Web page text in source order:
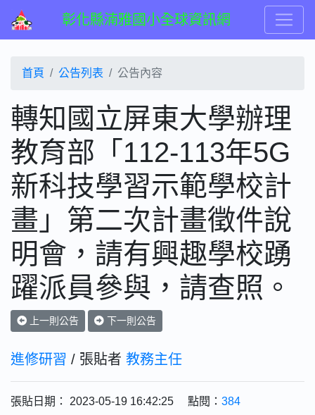
彰化縣湳雅國小全球資訊網
首頁 公告列表 公告內容
轉知國立屏東大學辦理
教育部「112-113年5G
新科技學習示範學校計
畫」第二次計畫徵件說
明會，請有興趣學校踴
躍派員參與，請查照。
上一則公告 下一則公告
進修研習 / 張貼者 教務主任
張貼日期： 2023-05-19 16:42:25 點閱： 384